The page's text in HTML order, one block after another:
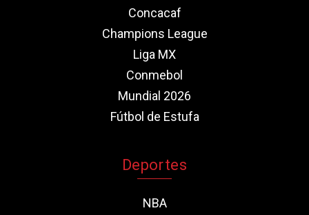
Concacaf
Champions League
Liga MX
Conmebol
Mundial 2026
Fútbol de Estufa
Deportes
NBA